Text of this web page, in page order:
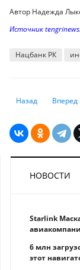
Автор Надежда
Источник
Нацбанк РК
Предыдущий:
Назад Вперед
НОВОСТИ
Starlink
6 млн
этот